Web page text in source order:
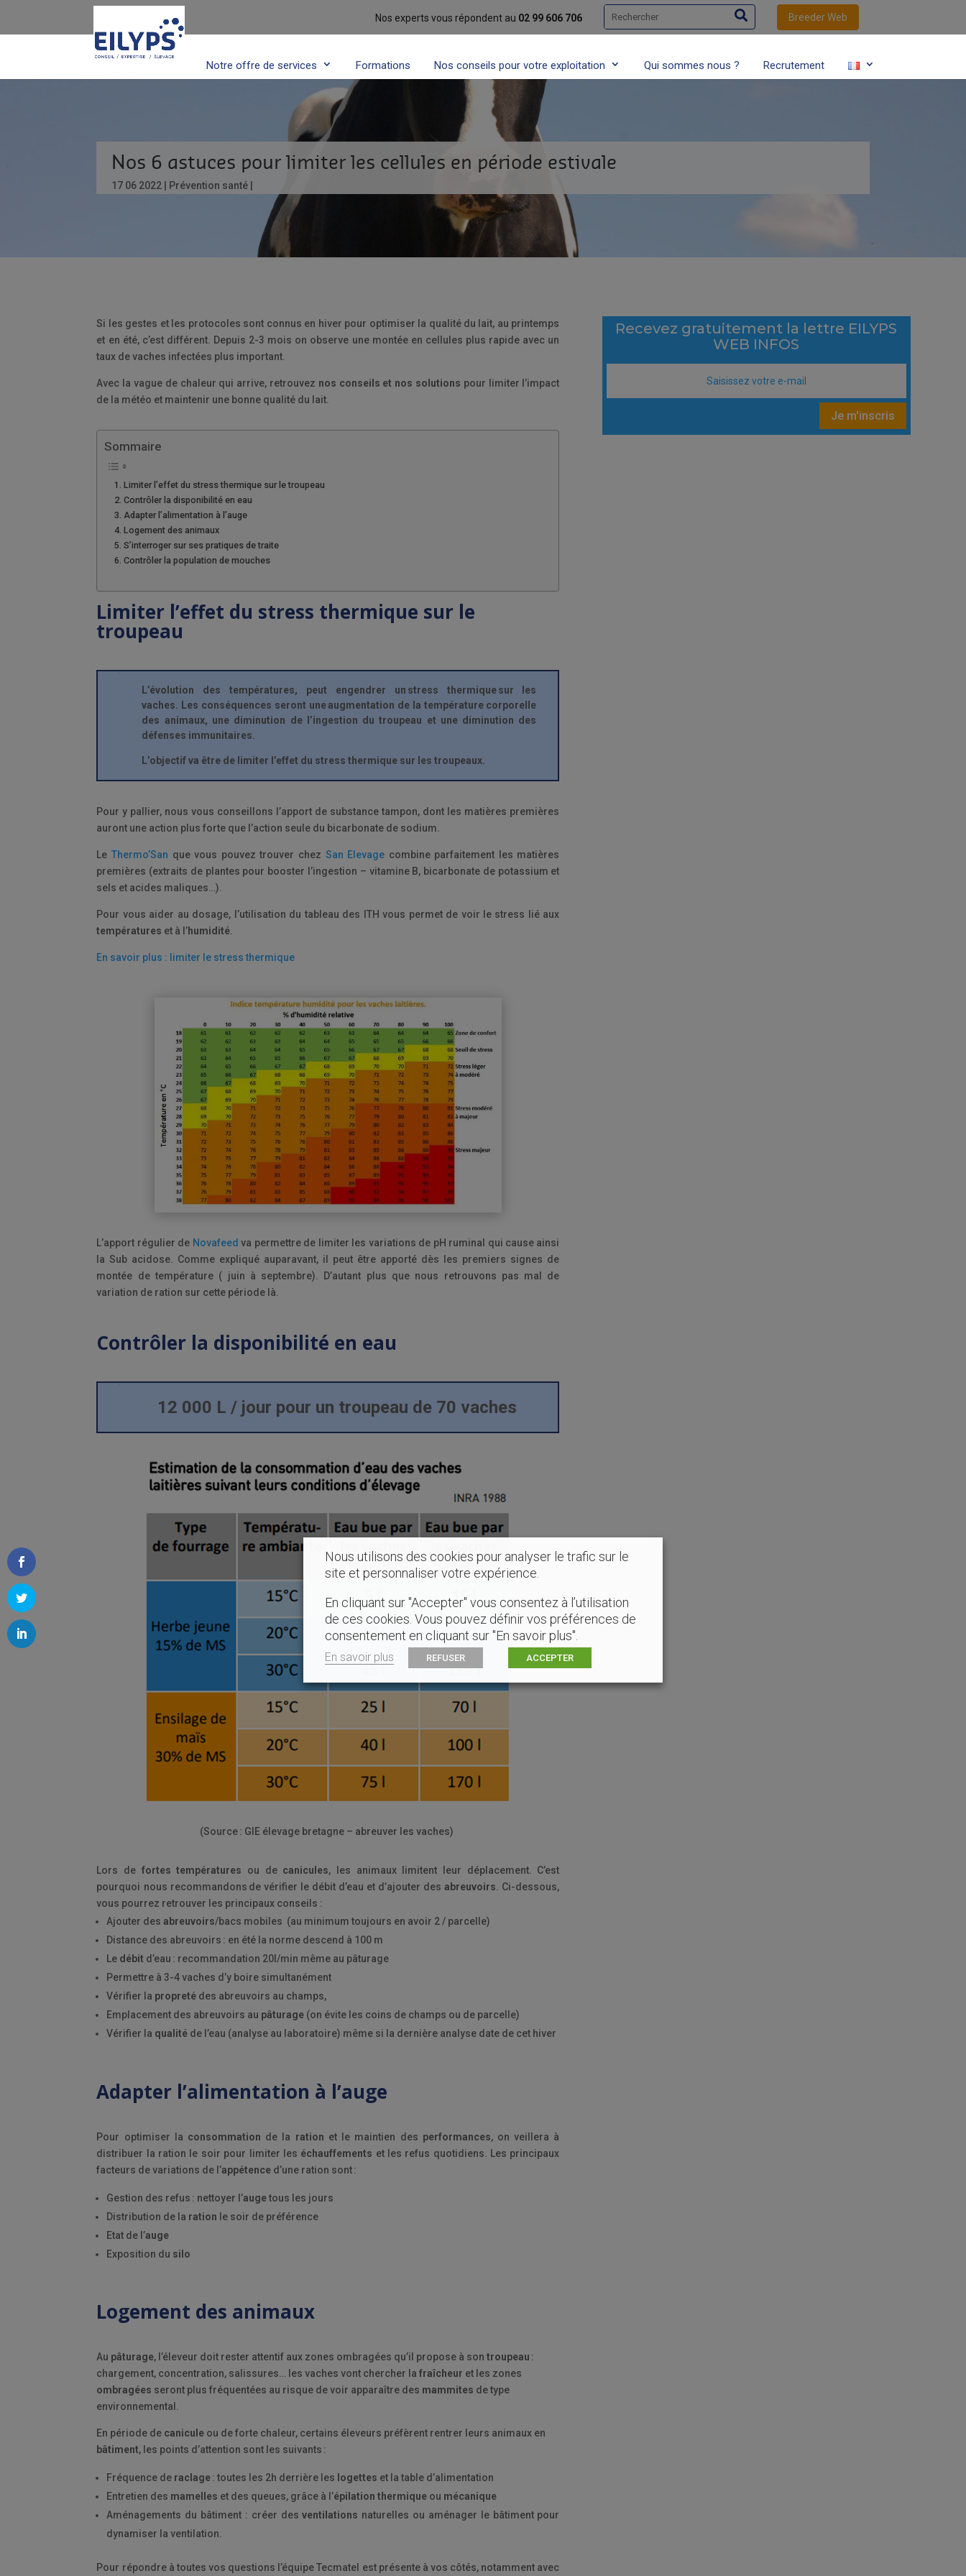
Nos experts vous répondent au 02 99 606 706
Rechercher
Breeder Web
Notre offre de services Formations Nos conseils pour votre exploitation Qui sommes nous ? Recrutement
Nos 6 astuces pour limiter les cellules en période estivale
17 06 2022 Prévention santé
Si les gestes et les protocoles sont connus en hiver pour optimiser la qualité du lait, au printemps
et en été, c’est différent.
Depuis 2-3 mois on observe une montée en cellules plus rapide avec un
taux de vaches infectées plus important.
Avec la vague de chaleur qui arrive, retrouvez nos conseils et nos solutions pour limiter l’impact
de la météo et maintenir une bonne qualité du lait.
Sommaire
Limiter l’effet du stress thermique sur le troupeau
Contrôler la disponibilité en eau
Adapter l’alimentation à l’auge
Logement des animaux
S’interroger sur ses pratiques de traite
Contrôler la population de mouches
Limiter l’effet du stress thermique sur le
troupeau
L’évolution des températures, peut engendrer un stress thermique sur les
vaches. Les conséquences seront une augmentation de la température corporelle
des animaux, une diminution de l’ingestion du troupeau et une diminution des
défenses immunitaires.
L’objectif va être de limiter l’effet du stress thermique sur les troupeaux.
Pour y pallier, nous vous conseillons l’apport de substance tampon, dont les matières premières
auront une action plus forte que l’action seule du bicarbonate de sodium.
Le Thermo’San que vous pouvez trouver chez San Elevage combine parfaitement les matières
premières (extraits de plantes pour booster l’ingestion – vitamine B, bicarbonate de potassium et
sels et acides maliques…).
Pour vous aider au dosage, l’utilisation du tableau des ITH vous permet de voir le stress lié aux
températures et à l’humidité
En savoir plus : limiter le stress thermique
L’apport régulier de Novafeed va permettre de limiter les variations de pH ruminal qui cause ainsi
la Sub acidose. Comme expliqué auparavant, il peut être apporté dès les premiers signes de
montée de température ( juin à septembre). D’autant plus que nous retrouvons pas mal de
variation de ration sur cette période là.
Contrôler la disponibilité en eau
12 000 L / jour pour un troupeau de 70 vaches
(Source : GIE élevage bretagne – abreuver les vaches)
Lors de fortes températures ou de canicules, les animaux limitent leur déplacement. C’est
pourquoi nous recommandons de vérifier le débit d’eau et d’ajouter desabreuvoirs
Ci-dessous,
vous pourrez retrouver les principaux conseils :
Ajouter desabreuvoirs/bacs mobiles (au minimum toujours en avoir 2 / parcelle)
Distance des abreuvoirs : en été la norme descend à 100 m
Le débit d’eau : recommandation 20l/min même au pâturage
Permettre à 3-4 vaches d’y boire simultanément
Vérifier la propreté des abreuvoirs au champs,
Emplacement des abreuvoirs au pâturage (on évite les coins de champs ou de parcelle)
Vérifier la qualité de l’eau (analyse au laboratoire) même si la dernière analyse date de cet hiver
Adapter l’alimentation à l’auge
Pour optimiser la consommation de la ration et le maintien des performances, on veillera à
distribuer la ration le soir pour limiter les échauffements et les refus quotidiens.
Les principaux
facteurs de variations de l’appétence d’une ration sont :
Gestion des refus : nettoyer l’augetous les jours
Distribution de la ration le soir de préférence
Etat de l’auge
Exposition du silo
Logement des animaux
Au pâturage, l’éleveur doit rester attentif aux zones ombragées qu’il propose à sontroupeau :
chargement, concentration, salissures… les vaches vont chercher lafraîcheur et les zones
ombragées seront plus fréquentées au risque de voir apparaître des mammites de type
environnemental .
En période de canicule ou de forte chaleur, certains éleveurs préfèrent rentrer leurs animaux en
bâtiment, les points d’attention sont les suivants :
Fréquence de raclage: toutes les 2h derrière les logettes et la table d’alimentation
Entretien des mamelles et des queues, grâce à l’épilation thermique ou mécanique
Aménagements du bâtiment : créer desventilations naturelles ou aménager le bâtiment pour
dynamiser la ventilation.
Pour répondre à toutes vos questions l’équipe Tecmatel est présente à vos côtés, notamment avec
Recevez gratuitement la lettre EILYPS
WEB INFOS
Je m'inscris
Nous utilisons des cookies pour analyser le trafic sur le
site et personnaliser votre expérience.
En cliquant sur "Accepter" vous consentez à l’utilisation
de ces cookies. Vous pouvez définir vos préférences de
consentement en cliquant sur "En savoir plus".
En savoir plus REFUSER ACCEPTER